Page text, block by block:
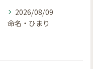
2026/08/09
命名・ひまり